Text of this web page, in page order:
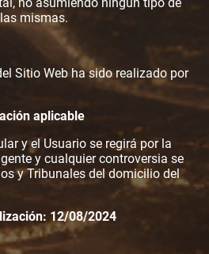
mismas.
Sitio Web ha sido realizado por
aplicable
y el Usuario se regirá por la
y cualquier controversia se
y Tribunales del domicilio del
12/08/2024